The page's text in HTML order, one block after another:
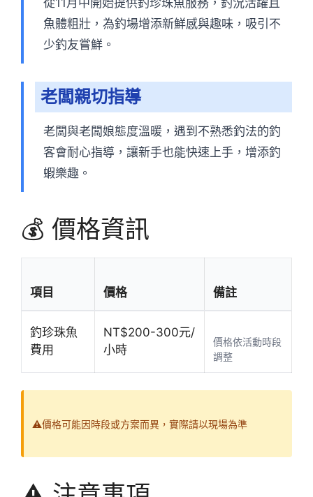
從11月中開始提供釣珍珠魚服務，釣況活躍且
魚體粗壯，為釣場增添新鮮感與趣味，吸引不
少釣友嘗鮮。
老闆親切指導
老闆與老闆娘態度溫暖，遇到不熟悉釣法的釣
客會耐心指導，讓新手也能快速上手，增添釣
蝦樂趣。
💰 價格資訊
項目 價格 備註
釣珍珠魚
費用
NT$200-300元/
小時
價格依活動時段
調整
⚠️價格可能因時段或方案而異，實際請以現場為準